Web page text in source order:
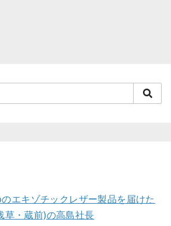
エキゾチックレザー製品を届けた
草・蔵前)の高島社長